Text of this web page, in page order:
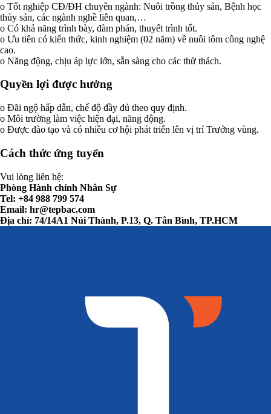
o Tốt nghiệp CĐ/ĐH chuyên ngành: Nuôi trồng thủy sản, Bệnh học
thủy sản, các ngành nghề liên quan,…
o Có khả năng trình bày, đàm phán, thuyết trình tốt.
o Ưu tiên có kiến thức, kinh nghiệm (02 năm) về nuôi tôm công nghệ
cao.
o Năng động, chịu áp lực lớn, sẵn sàng cho các thử thách.
Quyền lợi được hưởng
o Đãi ngộ hấp dẫn, chế độ đầy đủ theo quy định.
o Môi trường làm việc hiện đại, năng động.
o Được đào tạo và có nhiều cơ hội phát triển lên vị trí Trưởng vùng.
Cách thức ứng tuyển
Vui lòng liên hệ:
Phòng Hành chính Nhân Sự
Tel: +84 988 799 574
Email: hr@tepbac.com
Địa chỉ: 74/14A1 Núi Thành, P.13, Q. Tân Bình, TP.HCM